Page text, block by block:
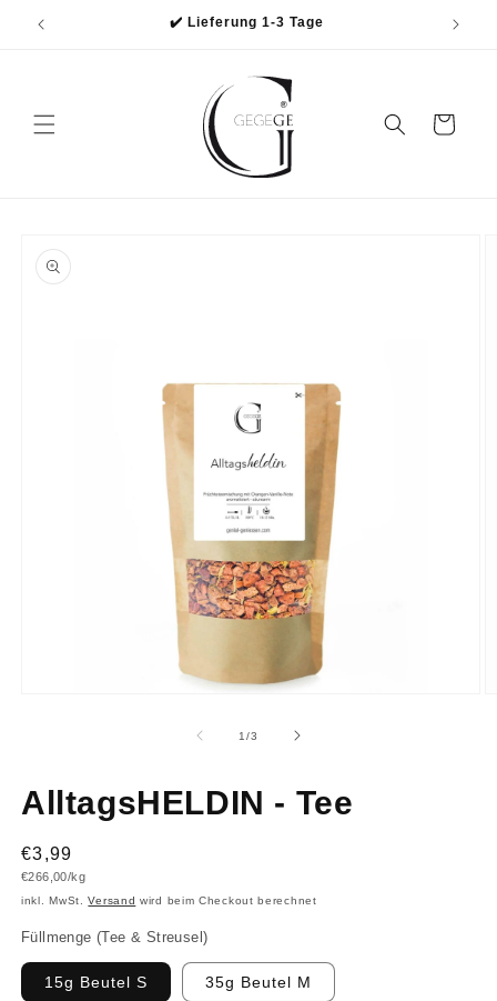
zum
✔️ Lieferung 1-3 Tage
Warenkorb
1/von
3
AlltagsHELDIN - Tee
Normaler
Preis
€3,99
Grundpreis
€266,00/kg
inkl. MwSt.Versand wird beim Checkout berechnet
Füllmenge (Tee & Streusel)
15g Beutel S 35g Beutel M